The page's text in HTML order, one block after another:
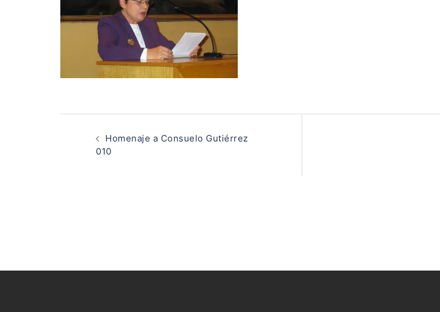
Navegación
entradas
Homenaje a Consuelo Gutiérrez
010